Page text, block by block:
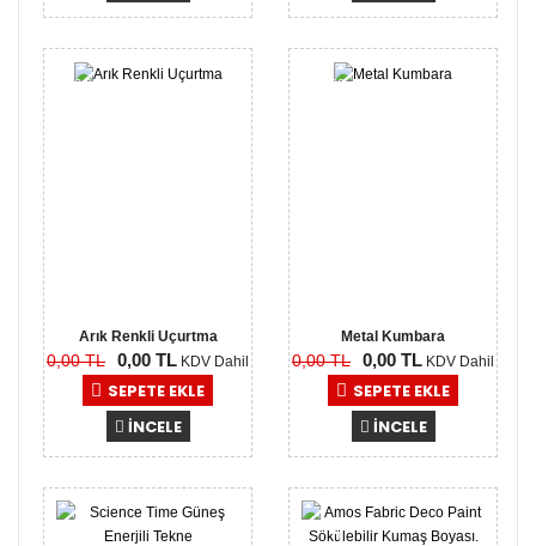
0,00
Arık Renkli Uçurtma
0,00 TL 0,00 TL KDV Dahil
SEPETE EKLE
İNCELE
0,00
Metal Kumbara
0,00 TL 0,00 TL KDV Dahil
SEPETE EKLE
İNCELE
-35,00
0,00
TL